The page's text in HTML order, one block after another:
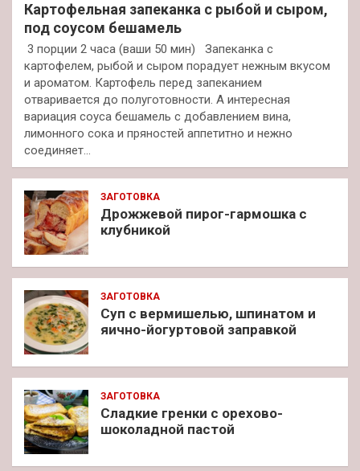
Картофельная запеканка с рыбой и сыром,
под соусом бешамель
3 порции 2 часа (ваши 50 мин) Запеканка с
картофелем, рыбой и сыром порадует нежным вкусом
и ароматом. Картофель перед запеканием
отваривается до полуготовности. А интересная
вариация соуса бешамель с добавлением вина,
лимонного сока и пряностей аппетитно и нежно
соединяет…
ЗАГОТОВКА
Дрожжевой пирог-гармошка с
клубникой
ЗАГОТОВКА
Суп с вермишелью, шпинатом и
яично-йогуртовой заправкой
ЗАГОТОВКА
Сладкие гренки с орехово-
шоколадной пастой